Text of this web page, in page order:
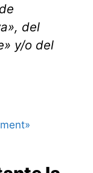
del
y/o del